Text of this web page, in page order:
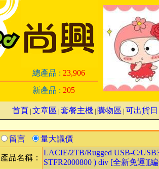
總產品 : 23,906
新產品 : 205
首頁 文章區 套餐主機| 購物區 可出貨日
留言 量大議價
產品名稱：
LACIE/2TB/Rugged USB-C/
STFR2000800 ) div [全新免運][